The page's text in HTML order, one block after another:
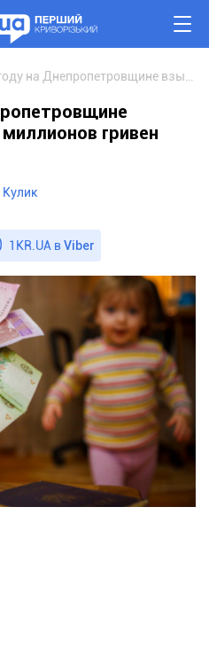
гривен
1KR.UA вViber